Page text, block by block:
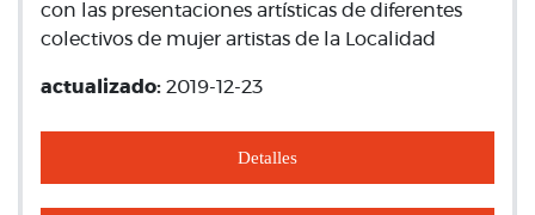
con las presentaciones artísticas de diferentes
colectivos de mujer artistas de la Localidad
actualizado: 2019-12-23
Detalles